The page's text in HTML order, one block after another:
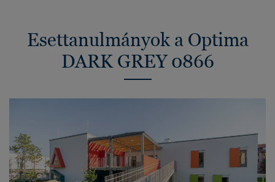
Esettanulmányok a Optima
DARK GREY 0866